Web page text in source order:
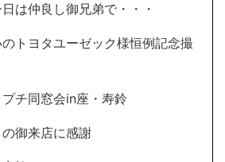
は仲良し御兄弟で・・・
トヨタユーゼック様恒例記念撮
チ同窓会in座・寿鈴
御来店に感謝